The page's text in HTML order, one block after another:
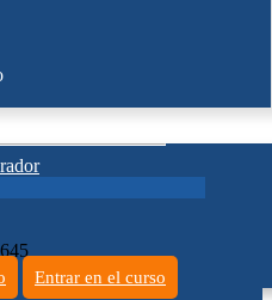
Entrar en el curso